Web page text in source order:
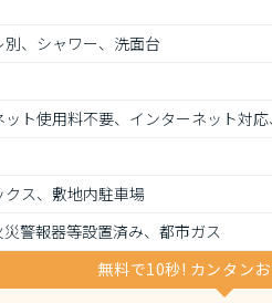
、シャワー、洗面台
ト使用料不要、インターネット対
ス、敷地内駐車場
警報器等設置済み、都市ガス
無料で10秒! カンタン